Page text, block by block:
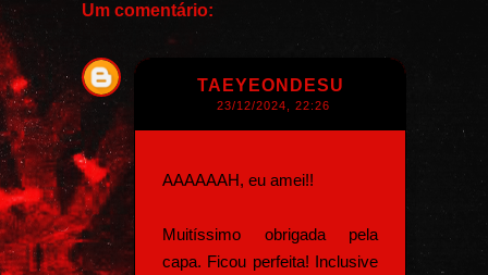
Um comentário:
TAEYEONDESU
23/12/2024, 22:26
AAAAAAH, eu amei!!
Muitíssimo obrigada pela
capa. Ficou perfeita! Inclusive